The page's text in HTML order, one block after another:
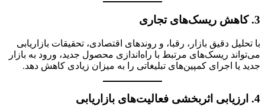
3. کاهش ریسک‌های تجاری
با تحلیل دقیق بازار، رقبا، و روندهای اقتصادی، تحقیقات بازاریابی
می‌تواند ریسک‌های مرتبط با راه‌اندازی محصول جدید، ورود به بازار
جدید یا اجرای کمپین‌های تبلیغاتی را به میزان زیادی کاهش دهد.
4. ارزیابی اثربخشی فعالیت‌های بازاریابی